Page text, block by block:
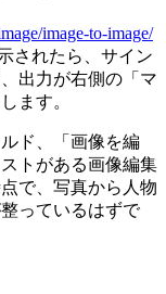
image-to-image/
されたら、サイン
出力が右側の「マ
ます。
ド、「画像を編
トがある画像編集
で、写真から人物
っているはずで